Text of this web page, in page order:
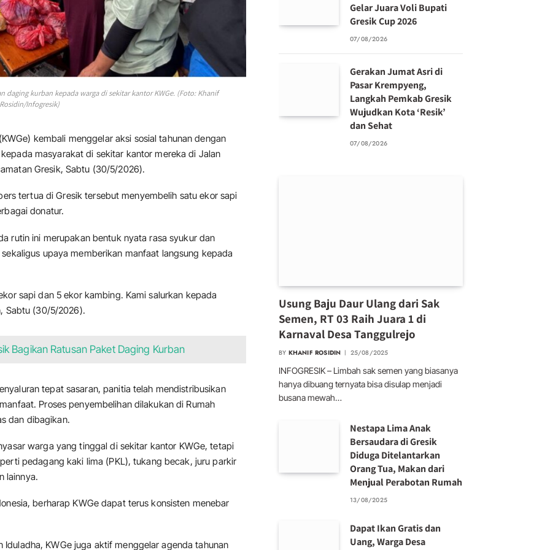
daging kurban kepada warga di sekitar kantor KWGe. (Foto: Khanif
Infogresik)
kembali menggelar aksi sosial tahunan dengan
masyarakat di sekitar kantor mereka di Jalan
Gresik, Sabtu (30/5/2026).
tertua di Gresik tersebut menyembelih satu ekor sapi
donatur.
rutin ini merupakan bentuk nyata rasa syukur dan
upaya memberikan manfaat langsung kepada
sapi dan 5 ekor kambing. Kami salurkan kepada
Sabtu (30/5/2026).
Bagikan Ratusan Paket Daging Kurban
tepat sasaran, panitia telah mendistribusikan
Proses penyembelihan dilakukan di Rumah
dan dibagikan.
warga yang tinggal di sekitar kantor KWGe, tetapi
pedagang kaki lima (PKL), tukang becak, juru parkir
lainnya.
berharap KWGe dapat terus konsisten menebar
KWGe juga aktif menggelar agenda tahunan
Gelar Juara Voli Bupati
Gresik Cup 2026
07/08/2026
Gerakan Jumat Asri di
Pasar Krempyeng,
Langkah Pemkab Gresik
Wujudkan Kota ‘Resik’
dan Sehat
07/08/2026
Usung Baju Daur Ulang dari Sak
Semen, RT 03 Raih Juara 1 di
Karnaval Desa Tanggulrejo
BY KHANIF ROSIDIN 25/08/2025
INFOGRESIK – Limbah sak semen yang biasanya
hanya dibuang ternyata bisa disulap menjadi
busana mewah…
Nestapa Lima Anak
Bersaudara di Gresik
Diduga Ditelantarkan
Orang Tua, Makan dari
Menjual Perabotan Rumah
13/08/2025
Dapat Ikan Gratis dan
Uang, Warga Desa